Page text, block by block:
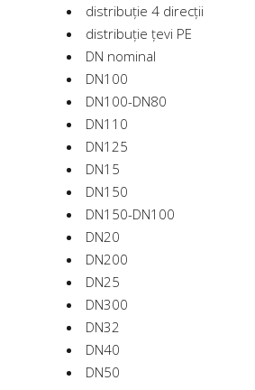
distribuție 4 direcții
distribuție țevi PE
DN nominal
DN100
DN100-DN80
DN110
DN125
DN15
DN150
DN150-DN100
DN20
DN200
DN25
DN300
DN32
DN40
DN50